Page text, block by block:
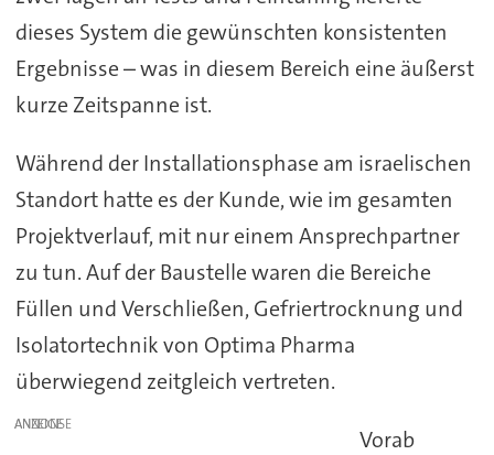
dieses System die gewünschten konsistenten
Ergebnisse – was in diesem Bereich eine äußerst
kurze Zeitspanne ist.
Während der Installationsphase am israelischen
Standort hatte es der Kunde, wie im gesamten
Projektverlauf, mit nur einem Ansprechpartner
zu tun. Auf der Baustelle waren die Bereiche
Füllen und Verschließen, Gefriertrocknung und
Isolatortechnik von Optima Pharma
überwiegend zeitgleich vertreten.
ANZEIGE
Vorab